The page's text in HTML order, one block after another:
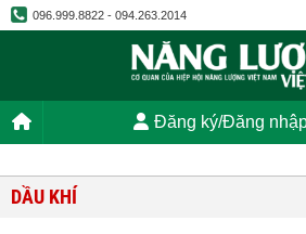
096.999.8822 - 094.263.2014
Đăng ký/Đăng
DẦU KHÍ